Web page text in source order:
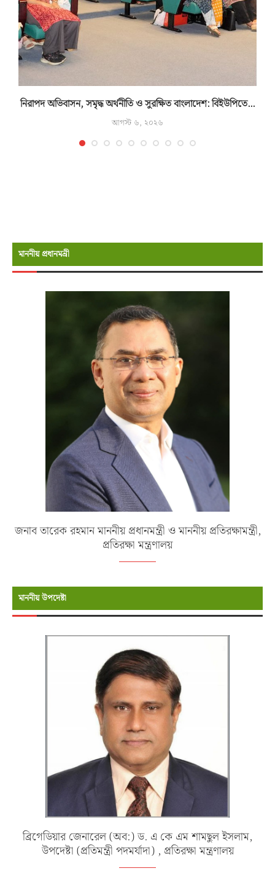
নিরাপদ অভিবাসন, সমৃদ্ধ অর্থনীতি ও সুরক্ষিত বাংলাদেশ: বিইউপিতে...
আগস্ট ৬, ২০২৬
মাননীয় প্রধানমন্রী
জনাব তারেক রহমান মাননীয় প্রধানমন্ত্রী ও মাননীয় প্রতিরক্ষামন্ত্রী,
প্রতিরক্ষা মন্ত্রণালয়
মাননীয় উপদেষ্টা
ব্রিগেডিয়ার জেনারেল (অব:) ড. এ কে এম শামছুল ইসলাম,
উপদেষ্টা (প্রতিমন্ত্রী পদমর্যাদা) , প্রতিরক্ষা মন্ত্রণালয়